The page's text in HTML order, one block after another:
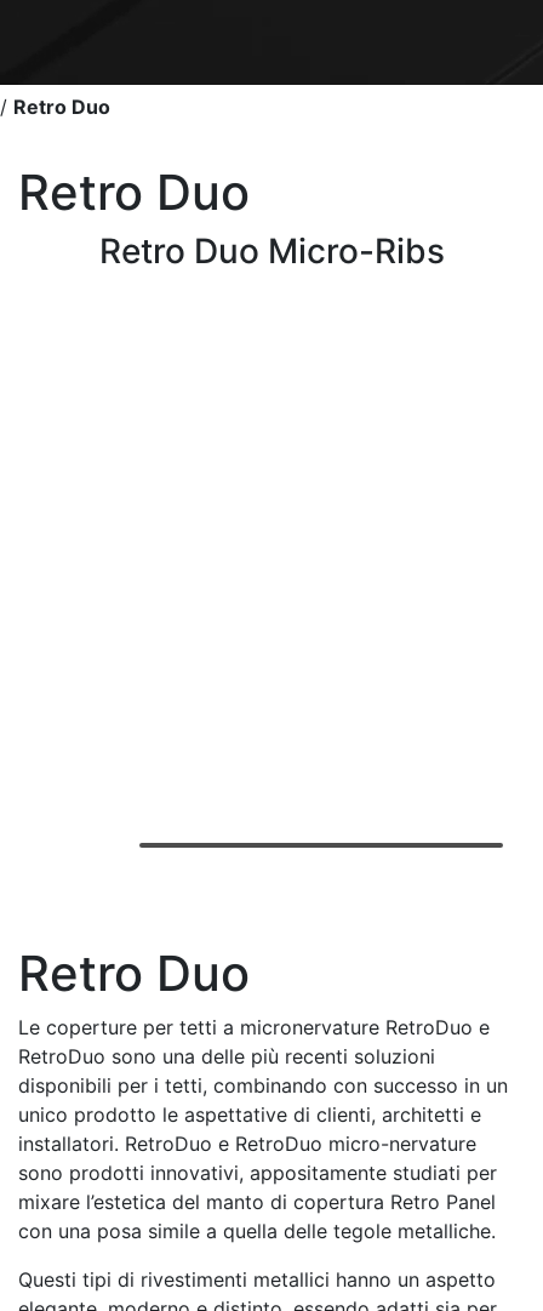
/ Retro Duo
Retro Duo
Retro Duo Micro-Ribs
Retro Duo
Le coperture per tetti a micronervature RetroDuo e
RetroDuo sono una delle più recenti soluzioni
disponibili per i tetti, combinando con successo in un
unico prodotto le aspettative di clienti, architetti e
installatori. RetroDuo e RetroDuo micro-nervature
sono prodotti innovativi, appositamente studiati per
mixare l’estetica del manto di copertura Retro Panel
con una posa simile a quella delle tegole metalliche.
Questi tipi di rivestimenti metallici hanno un aspetto